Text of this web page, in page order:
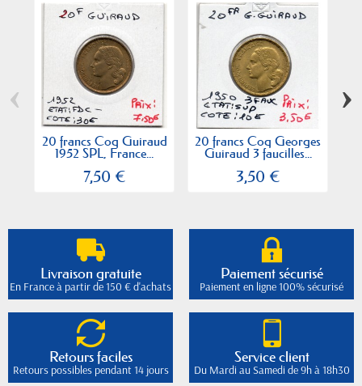
20 francs Coq Guiraud
1952 SPL, France...
7,50 €
20 francs Coq Georges
Guiraud 3 faucilles...
3,50 €
‹ ›
Livraison gratuite
En France à partir de 150 € d'achats
Paiement sécurisé
Paiement en ligne 100% sécurisé
Retours faciles
Retours possibles pendant 14 jours
Service client
Du Mardi au Samedi de 9h à 18h30